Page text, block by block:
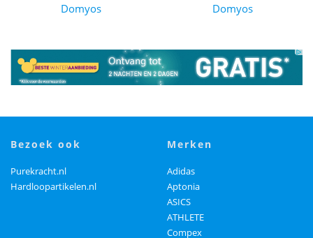
Domyos
Domyos
bezoek ook
Purekracht.nl
Hardloopartikelen.nl
merken
Adidas
Aptonia
ASICS
ATHLETE
Compex